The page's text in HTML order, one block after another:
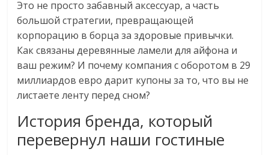
Это не просто забавный аксессуар, а часть
большой стратегии, превращающей
корпорацию в борца за здоровые привычки.
Как связаны деревянные ламели для айфона и
ваш режим? И почему компания с оборотом в 29
миллиардов евро дарит купоны за то, что вы не
листаете ленту перед сном?
История бренда, который
перевернул наши гостиные